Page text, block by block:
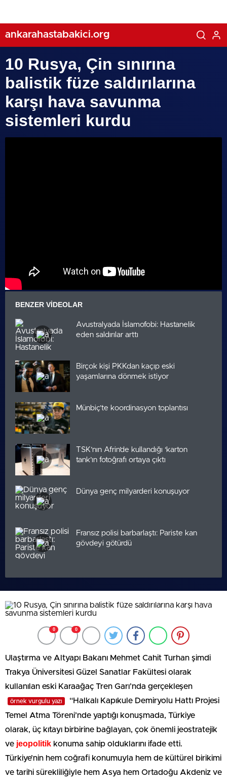
ankarahastabakici.org
10 Rusya, Çin sınırına
balistik füze saldırılarına
karşı hava savunma
sistemleri kurdu
BENZER VIDEOLAR
Avustralyada İslamofobi: Hastanelik
eden saldırılar arttı
Birçok kişi PKKdan kaçıp eski
yaşamlarına dönmek istiyor
Münbiç’te koordinasyon toplantısı
TSK’nın Afrin’de kullandığı ‘karton
tank’ın fotoğrafı ortaya çıktı
Dünya genç milyarderi konuşuyor
Fransız polisi barbarlaştı: Pariste kan
gövdeyi götürdü
0 0
Ulaştırma ve Altyapı Bakanı Mehmet Cahit Turhan şimdi
Trakya Üniversitesi Güzel Sanatlar Fakültesi olarak
kullanılan eski Karaağaç Tren Garı’nda gerçekleşen
örnek vurgulu yazı
“Halkalı Kapıkule Demiryolu Hattı Projesi
Temel Atma Töreni’nde yaptığı konuşmada, Türkiye
olarak, üç kıtayı birbirine bağlayan, çok önemli jeostratejik
ve jeopolitik konuma sahip olduklarını ifade etti.
Türkiye’nin hem coğrafi konumuyla hem de kültürel birikimi
ve tarihi sürekliliğiyle hem Asya hem Ortadoğu Akdeniz ve